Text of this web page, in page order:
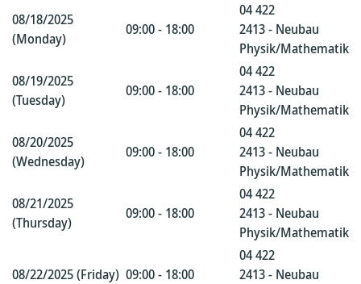
08/18/2025
(Monday)
09:00 - 18:00
04 422
2413 - Neubau
Physik/Mathematik
08/19/2025
(Tuesday)
09:00 - 18:00
04 422
2413 - Neubau
Physik/Mathematik
08/20/2025
(Wednesday)
09:00 - 18:00
04 422
2413 - Neubau
Physik/Mathematik
08/21/2025
(Thursday)
09:00 - 18:00
04 422
2413 - Neubau
Physik/Mathematik
08/22/2025 (Friday) 09:00 - 18:00
04 422
2413 - Neubau